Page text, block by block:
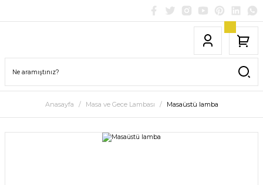
Anasayfa Masa ve Gece Lambası Masaüstü lamba